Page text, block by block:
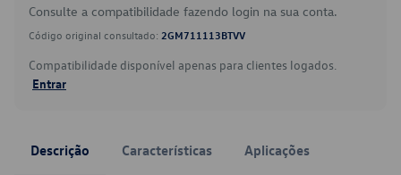
Consulte a compatibilidade fazendo login na sua conta.
Código original consultado: 2GM711113BTVV
Compatibilidade disponível apenas para clientes logados.
Entrar
Descrição Características Aplicações